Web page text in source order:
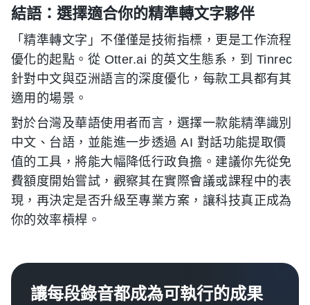
結語：選擇適合你的精準轉文字夥伴
「精準轉文字」不僅僅是技術指標，更是工作流程
優化的起點。從 Otter.ai 的英文生態系，到 Tinrec
針對中文與亞洲語言的深度優化，每款工具都有其
適用的場景。
對於台灣及華語使用者而言，選擇一款能精準識別
中文、台語，並能進一步透過 AI 對話功能提取價
值的工具，將能大幅降低行政負擔。建議你先從免
費額度開始嘗試，觀察其在實際會議或課程中的表
現，再決定是否升級至專業方案，讓科技真正成為
你的效率槓桿。
讓每段錄音都成為可執行的成果